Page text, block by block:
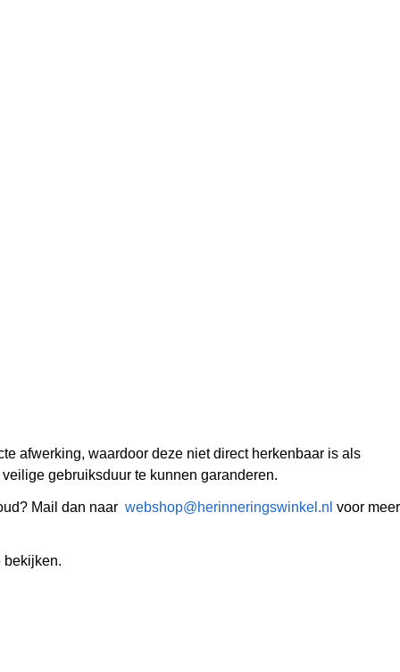
afwerking, waardoor deze niet direct herkenbaar is als
gebruiksduur te kunnen garanderen.
Mail dan naar webshop@herinneringswinkel.nl voor meer
bekijken.